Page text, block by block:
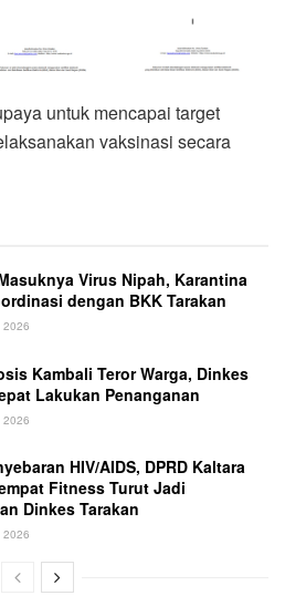
untuk mencapai target
vaksinasi secara
Virus Nipah, Karantina
dengan BKK Tarakan
2026
Kambali Teror Warga, Dinkes
Lakukan Penanganan
2026
HIV/AIDS, DPRD Kaltara
Fitness Turut Jadi
Dinkes Tarakan
2026